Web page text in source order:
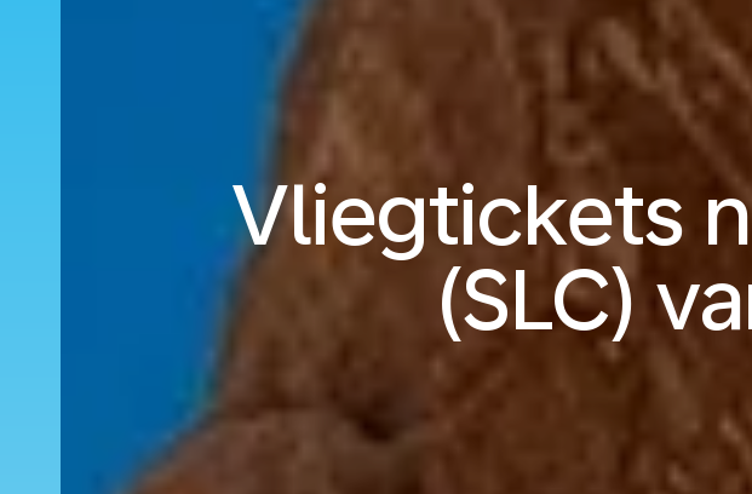
Vliegtickets
(SLC)